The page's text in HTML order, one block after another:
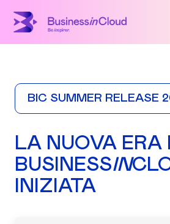
BIC SUMMER RELEASE
LA NUOVA ERA
BUSINESSIN
INIZIATA